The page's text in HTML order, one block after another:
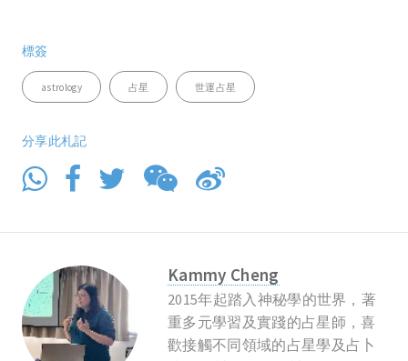
標簽
astrology 占星 世運占星
分享此札記
Kammy Cheng
2015年起踏入神秘學的世界，著
重多元學習及實踐的占星師，喜
歡接觸不同領域的占星學及占卜